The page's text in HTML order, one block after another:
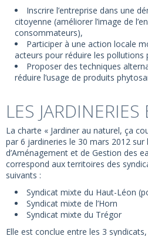
Inscrire l’entreprise dans une
citoyenne (améliorer l’image de
consommateurs),
Participer à une action locale
acteurs pour réduire les pollutions
Proposer des techniques
réduire l’usage de produits
LES
La charte « Jardiner au naturel, ça
par 6 jardineries le 30 mars 2012
d’Aménagement et de Gestion des
correspond aux territoires des
suivants :
Syndicat mixte du Haut-Léon
Syndicat mixte de l’Horn
Syndicat mixte du Trégor
Elle est conclue entre les 3